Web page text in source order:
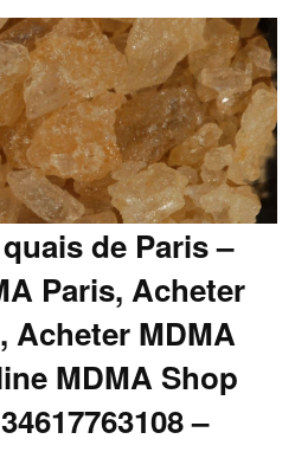
de Paris –
Paris, Acheter
Acheter MDMA
MDMA Shop
–